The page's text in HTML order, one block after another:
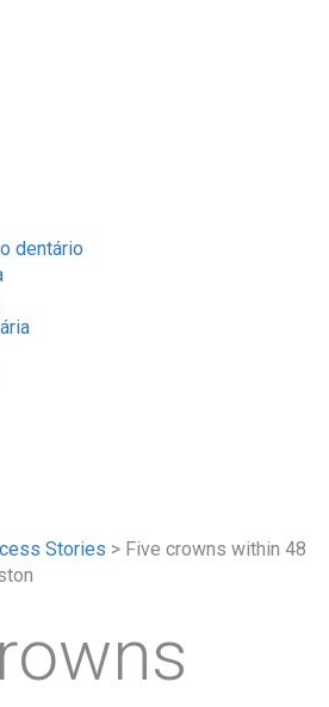
dentário
Stories > Five crowns within 48